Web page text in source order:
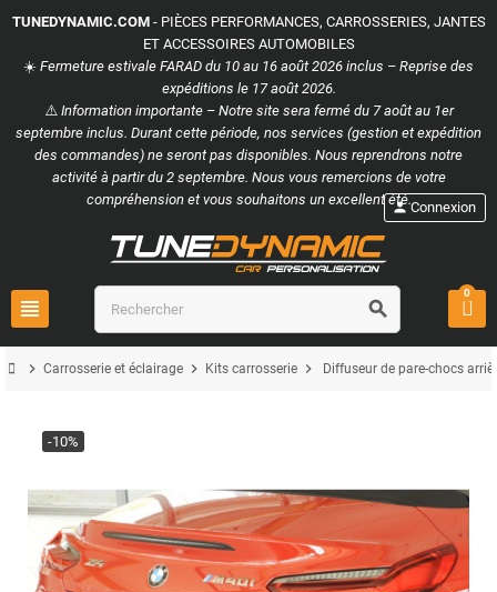
TUNEDYNAMIC.COM- PIÈCES PERFORMANCES, CARROSSERIES, JANTES
ET ACCESSOIRES AUTOMOBILES
☀️ Fermeture estivale FARAD du 10 au 16 août 2026 inclus – Reprise des
expéditions le 17 août 2026.
⚠️Information importante – Notre site sera fermé du 7 août au 1er
septembre inclus. Durant cette période, nos services (gestion et expédition
des commandes) ne seront pas disponibles. Nous reprendrons notre
activité à partir du 2 septembre. Nous vous remercions de votre
compréhension et vous souhaitons un excellent été.
view_headline search
person Connexion
0
chevron_right Carrosserie et éclairage chevron_right Kits carrosserie chevron_right Diffuseur de pare-chocs
-10%